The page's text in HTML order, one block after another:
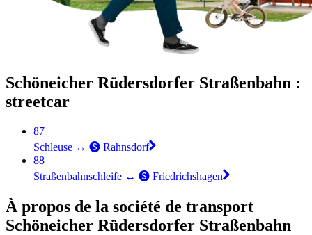
Schöneicher Rüdersdorfer Straßenbahn :
streetcar
87
Schleuse ↔︎ 🅢 Rahnsdorf
88
Straßenbahnschleife ↔︎ 🅢 Friedrichshagen
À propos de la société de transport
Schöneicher Rüdersdorfer Straßenbahn